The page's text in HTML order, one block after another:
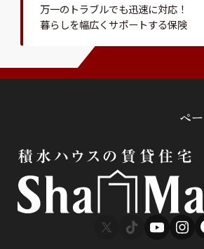
万一のトラブルでも迅速に対応！
暮らしを幅広くサポートする保険
ペー